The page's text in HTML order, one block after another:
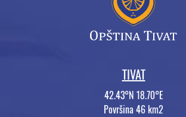
TIVAT
42.43°N 18.70°E
Površina 46 km2